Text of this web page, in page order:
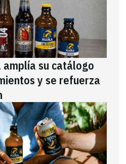
amplía su catálogo
y se refuerza